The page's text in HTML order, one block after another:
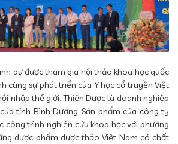
dự được tham gia hội thảo khoa học quốc
cùng sự phát triển của Y học cổ truyền Việt
nhập thế giới. Thiên Dược là doanh nghiệp
tỉnh Bình Dương. Sản phẩm của công ty
công trình nghiên cứu khoa học với phương
dược phẩm dược thảo Việt Nam có chất